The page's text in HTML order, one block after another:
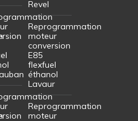
Revel
Reprogrammation
moteur
conversion
E85
flexfuel
éthanol
Lavaur
Reprogrammation
moteur